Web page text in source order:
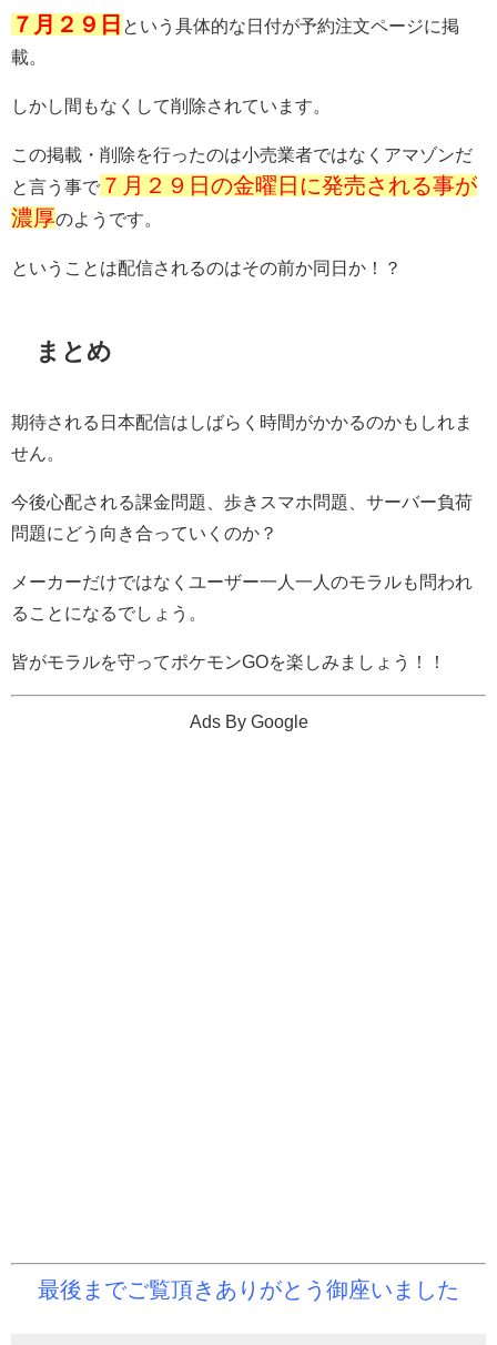
７月２９日 という具体的な日付が予約注文ページに掲
載。
しかし間もなくして削除されています。
この掲載・削除を行ったのは小売業者ではなくアマゾンだ
と言う事で ７月２９日の金曜日に発売される事が
濃厚のようです。
ということは配信されるのはその前か同日か！？
まとめ
期待される日本配信はしばらく時間がかかるのかもしれま
せん。
今後心配される課金問題、歩きスマホ問題、サーバー負荷
問題にどう向き合っていくのか？
メーカーだけではなくユーザー一人一人のモラルも問われ
ることになるでしょう。
皆がモラルを守ってポケモンGOを楽しみましょう！！
Ads By Google
最後までご覧頂きありがとう御座いました